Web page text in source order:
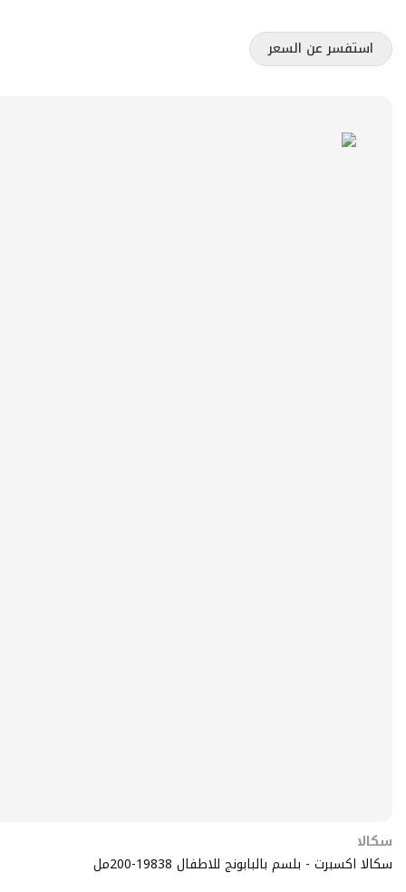
استفسر عن السعر
سكالا
سكالا اكسبرت - بلسم بالبابونج للاطفال 19838-200مل